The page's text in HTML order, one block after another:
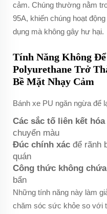
cảm. Chúng thường nằm
95A, khiến chúng hoạt
dụng mà không gây hư hại.
Tính Năng Không
Polyurethane Trở
Bề Mặt Nhạy Cảm
Bánh xe PU ngăn ngừa để
Các sắc tố liên kết hóa
chuyển màu
Đúc chính xác để rãnh
quán
Công thức không
bẩn
Những tính năng này làm
chăm sóc sức khỏe so với